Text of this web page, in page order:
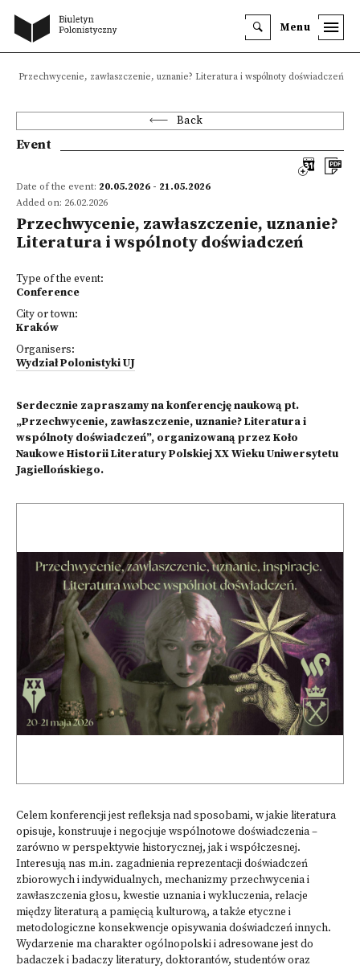
Menu
Przechwycenie, zawłaszczenie, uznanie? Literatura i wspólnoty doświadczeń
Back
Event
Date of the event: 20.05.2026 - 21.05.2026
Added on: 26.02.2026
Przechwycenie, zawłaszczenie, uznanie?
Literatura i wspólnoty doświadczeń
Type of the event:
Conference
City or town:
Kraków
Organisers:
Wydział Polonistyki UJ
Serdecznie zapraszamy na konferencję naukową pt.
„Przechwycenie, zawłaszczenie, uznanie? Literatura i
wspólnoty doświadczeń”, organizowaną przez Koło
Naukowe Historii Literatury Polskiej XX Wieku Uniwersytetu
Jagiellońskiego.
Celem konferencji jest refleksja nad sposobami, w jakie literatura
opisuje, konstruuje i negocjuje wspólnotowe doświadczenia –
zarówno w perspektywie historycznej, jak i współczesnej.
Interesują nas m.in. zagadnienia reprezentacji doświadczeń
zbiorowych i indywidualnych, mechanizmy przechwycenia i
zawłaszczenia głosu, kwestie uznania i wykluczenia, relacje
między literaturą a pamięcią kulturową, a także etyczne i
metodologiczne konsekwencje opisywania doświadczeń innych.
Wydarzenie ma charakter ogólnopolski i adresowane jest do
badaczek i badaczy literatury, doktorantów, studentów oraz